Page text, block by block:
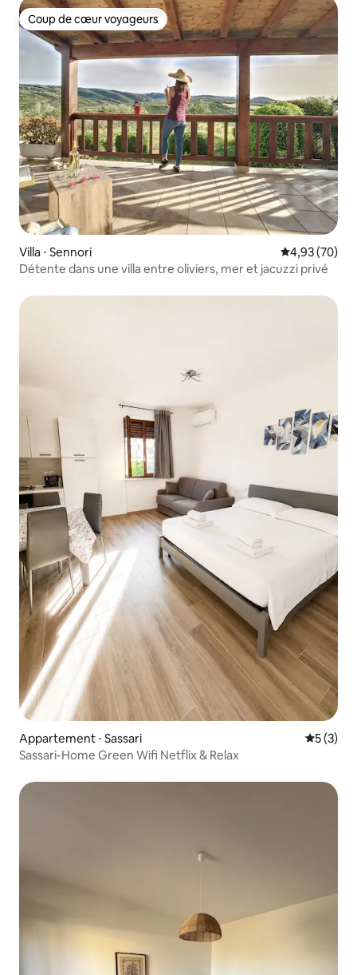
Coup de cœur voyageurs
Coup de cœur voyageurs
Villa ⋅ Sennori Évaluation
4,93 (70)
Détente dans une villa entre oliviers, mer et jacuzzi privé
Appartement ⋅ Sassari
5 (3)
Sassari-Home Green Wifi Netflix & Relax